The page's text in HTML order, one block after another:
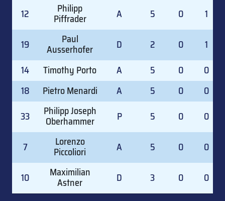
12
Philipp
Piffrader A 5 0 1
19 Paul
Ausserhofer D 2 0
1
14
Timothy Porto A 5 0
0
18
Pietro Menardi A 5 0
0
33
Philipp Joseph
Oberhammer P 5 0 0
7 Lorenzo
Piccoliori A 5 0 0
10 Maximilian
Astner D 3 0 0